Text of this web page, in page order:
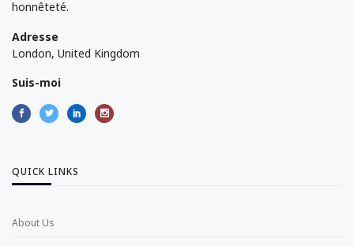
honnêteté.
Adresse
London, United Kingdom
Suis-moi
QUICK LINKS
About Us